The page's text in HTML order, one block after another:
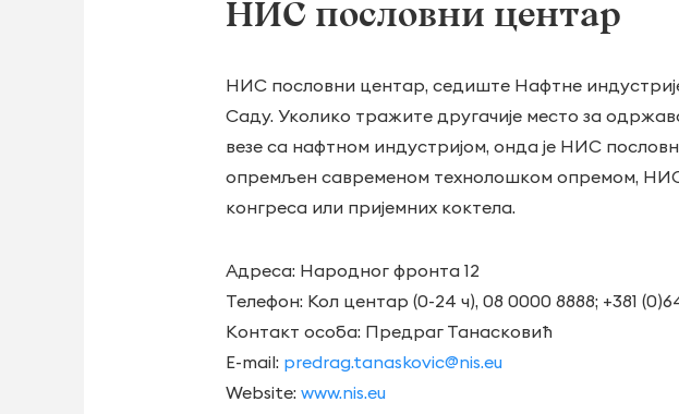
НИС пословни центар
НИС пословни центар, седиште Нафтне
Саду. Уколико тражите другачије место за
везе са нафтном индустријом, онда је НИС
опремљен савременом технолошком опремом, НИС
конгреса или пријемних коктела.
Адреса: Народног фронта 12
Телефон: Кол центар (0-24 ч), 08 0000 8888; +381
Kонтакт особа: Предраг Танасковић
E-mail: predrag.tanaskovic@nis.eu
Website: www.nis.eu